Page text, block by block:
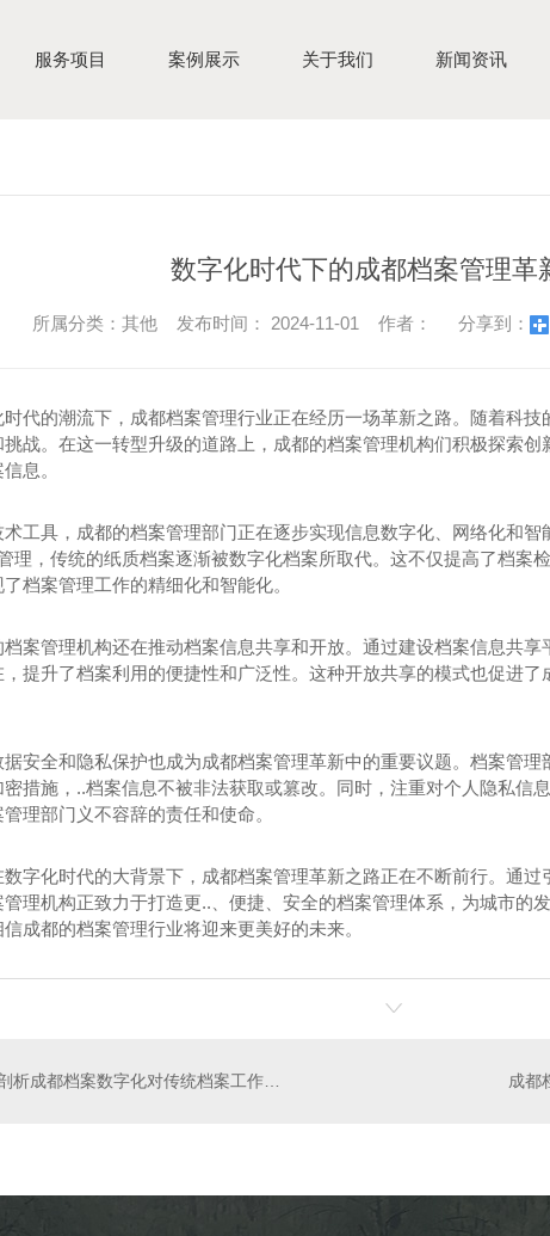
服务项目 案例展示 关于我们 新闻资讯
数字化时代下的成都档案管理革
所属分类：其他 发布时间： 2024-11-01 作者： 分享到：
代的潮流下，成都档案管理行业正在经历一场革新之路。随着科
挑战。在这一转型升级的道路上，成都的档案管理机构们积极探索
息。
工具，成都的档案管理部门正在逐步实现信息数字化、网络化和
理，传统的纸质档案逐渐被数字化档案所取代。这不仅提高了档案
档案管理工作的精细化和智能化。
档案管理机构还在推动档案信息共享和开放。通过建设档案信息共
提升了档案利用的便捷性和广泛性。这种开放共享的模式也促进
据安全和隐私保护也成为成都档案管理革新中的重要议题。档案管
措施，..档案信息不被非法获取或篡改。同时，注重对个人隐私信
理部门义不容辞的责任和使命。
数字化时代的大背景下，成都档案管理革新之路正在不断前行。通
理机构正致力于打造更..、便捷、安全的档案管理体系，为城市的
成都的档案管理行业将迎来更美好的未来。
深度剖析成都档案数字化对传统档案工作的影响 成都